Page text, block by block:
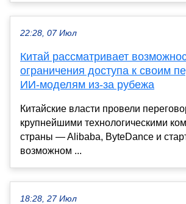
22:28, 07 Июл
Китай рассматривает
ограничения доступа к своим
ИИ-моделям из-за рубежа
Китайские власти провели
крупнейшими технологическими
страны — Alibaba, ByteDance и
возможном ...
18:28, 27 Июл